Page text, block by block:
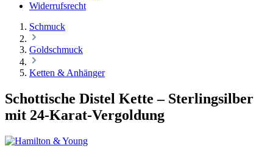
Widerrufsrecht
Schmuck
Goldschmuck
Ketten & Anhänger
Schottische Distel Kette – Sterlingsilber
mit 24-Karat-Vergoldung